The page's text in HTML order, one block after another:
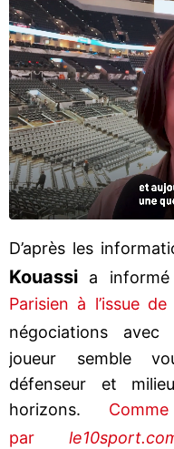
D’après les
Kouassi a
Parisien à l’issue
négociations avec
joueur semble
défenseur et
horizons.
par